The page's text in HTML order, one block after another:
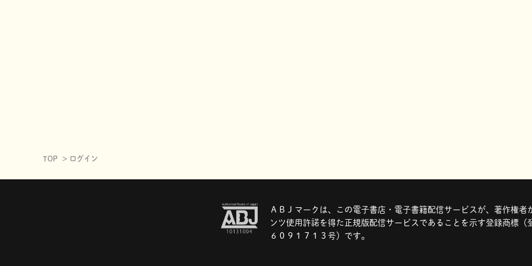
TOP ログイン
ＡＢＪマークは、この電子書店・電子書籍配信サービスが、著作権者
ンツ使用許諾を得た正規版配信サービスであることを示す登録商標（
６０９１７１３号）です。